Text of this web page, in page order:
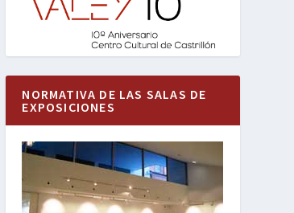
NORMATIVA DE LAS SALAS DE
EXPOSICIONES